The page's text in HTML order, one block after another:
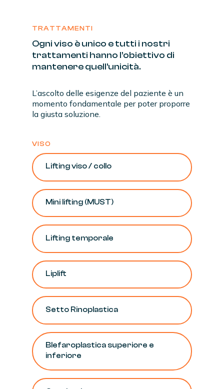
TRATTAMENTI
Ogniviso èunico etutti i nostri
trattamenti hanno l’obiettivo di
mantenerequell’unicità.
L’ascolto delle esigenze del paziente è un
momento fondamentale per poter proporre
la giusta soluzione.
VISO
Liftingviso/ collo
Mini lifting (MUST)
Lifting temporale
Liplift
Setto Rinoplastica
Blefaroplastica superiore e
inferiore